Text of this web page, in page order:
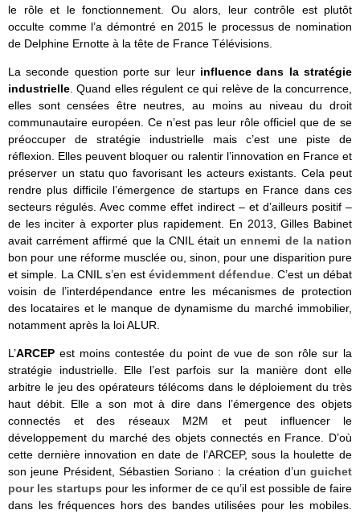
le rôle et le fonctionnement. Ou alors, leur contrôle est plutôt
occulte comme l’a démontré en 2015 le processus de nomination
de Delphine Ernotte à la tête de France Télévisions.
La seconde question porte sur leur influence dans la stratégie
industrielle . Quand elles régulent ce qui relève de la concurrence,
elles sont censées être neutres, au moins au niveau du droit
communautaire européen. Ce n’est pas leur rôle officiel que de se
préoccuper de stratégie industrielle mais c’est une piste de
réflexion. Elles peuvent bloquer ou ralentir l’innovation en France et
préserver un statu quo favorisant les acteurs existants. Cela peut
rendre plus difficile l’émergence de startups en France dans ces
secteurs régulés. Avec comme effet indirect – et d’ailleurs positif –
de les inciter à exporter plus rapidement. En 2013, Gilles Babinet
avait carrément affirmé que la CNIL était unennemi de la nation
bon pour une réforme musclée ou, sinon, pour une disparition pure
et simple. La CNIL s’en est évidemment défendue . C’est un débat
voisin de l’interdépendance entre les mécanismes de protection
des locataires et le manque de dynamisme du marché immobilier,
notamment après la loi ALUR.
L’ARCEP est moins contestée du point de vue de son rôle sur la
stratégie industrielle. Elle l’est parfois sur la manière dont elle
arbitre le jeu des opérateurs télécoms dans le déploiement du très
haut débit. Elle a son mot à dire dans l’émergence des objets
connectés et des réseaux M2M et peut influencer le
développement du marché des objets connectés en France. D’où
cette dernière innovation en date de l’ARCEP, sous la houlette de
son jeune Président, Sébastien Soriano : la création d’un guichet
pour les startups pour les informer de ce qu’il est possible de faire
dans les fréquences hors des bandes utilisées pour les mobiles.